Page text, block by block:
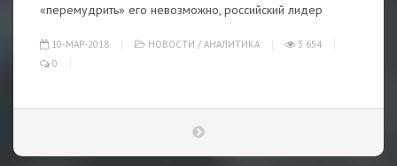
«перемудрить» его невозможно, российский лидер
10-МАР-2018 НОВОСТИ / АНАЛИТИКА
3 654
0